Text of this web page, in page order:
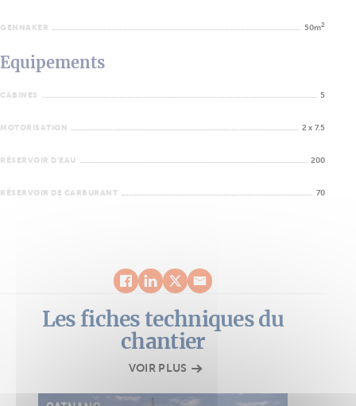
GENNAKER 50m2
Equipements
CABINES 5
MOTORISATION 2 x 7.5
RÉSERVOIR D'EAU 200
RÉSERVOIR DE CARBURANT 70
Les fiches techniques du
chantier
VOIR PLUS